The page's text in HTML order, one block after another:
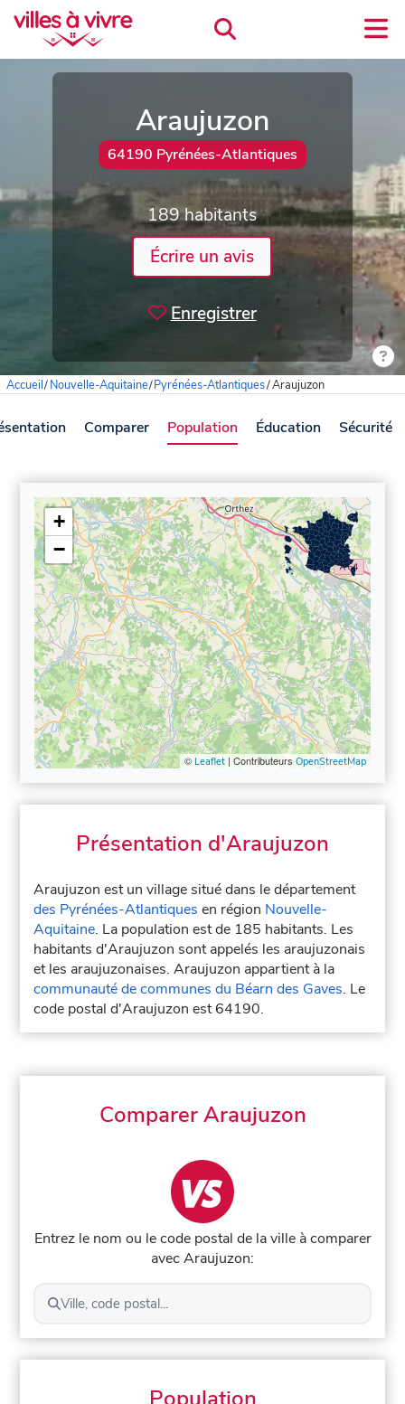
Araujuzon
64190 Pyrénées-Atlantiques
189 habitants
Écrire un avis
Enregistrer
Accueil/Nouvelle-Aquitaine/Pyrénées-Atlantiques/Araujuzon
Comparer Population Éducation Sécurité
+
−
© Leaflet| Contributeurs OpenStreetMap
Présentation d'Araujuzon
Araujuzon est un village situé dans le département
des Pyrénées-Atlantiques en région Nouvelle-
Aquitaine. La population est de 185 habitants. Les
habitants d'Araujuzon sont appelés les araujuzonais
et les araujuzonaises. Araujuzon appartient à la
communauté de communes du Béarn des Gaves. Le
code postal d'Araujuzon est 64190.
Comparer Araujuzon
Entrez le nom ou le code postal de la ville à comparer
avec Araujuzon:
Ville, code postal...
Population